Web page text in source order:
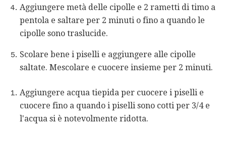
Aggiungere metà delle cipolle e 2 rametti di timo a
pentola e saltare per 2 minuti o fino a quando le
cipolle sono traslucide.
Scolare bene i piselli e aggiungere alle cipolle
saltate. Mescolare e cuocere insieme per 2 minuti.
Aggiungere acqua tiepida per cuocere i piselli e
cuocere fino a quando i piselli sono cotti per 3/4 e
l'acqua si è notevolmente ridotta.